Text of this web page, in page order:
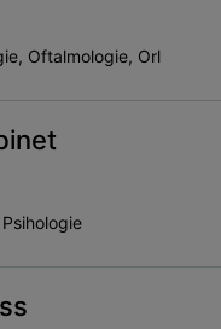
Oftalmologie, Orl